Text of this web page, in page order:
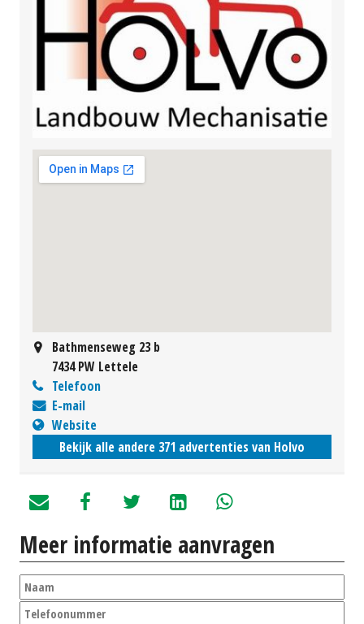
Bathmenseweg 23 b
7434 PW Lettele
Telefoon
E-mail
Website
Bekijk alle andere 371 advertenties van Holvo
Meer informatie aanvragen